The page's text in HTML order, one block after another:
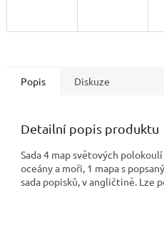
Popis Diskuze
Detailní popis produktu
Sada 4 map světových
oceány a moři, 1 mapa s
sada popisků, v angličtině. Lze